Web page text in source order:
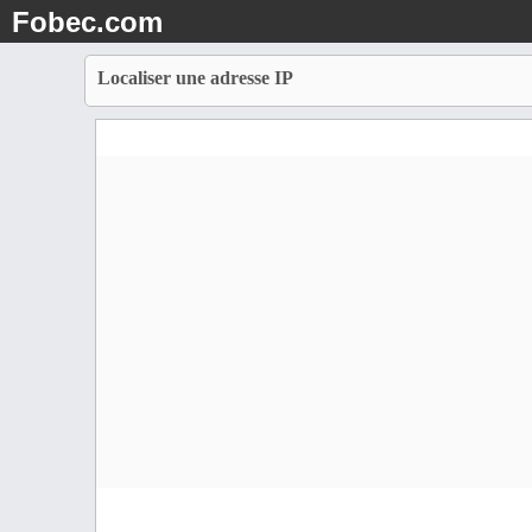
Fobec.com
Localiser une adresse IP